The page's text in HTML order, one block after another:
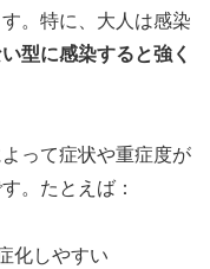
。特に、大人は感染
型に感染すると強く
って症状や重症度が
。たとえば：
化しやすい